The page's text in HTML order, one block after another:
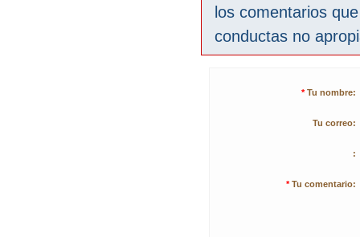
los comentarios
conductas no
* Tu nombre:
Tu correo:
:
* Tu comentario: